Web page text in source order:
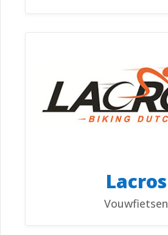
Lacros
Vouwfietsen